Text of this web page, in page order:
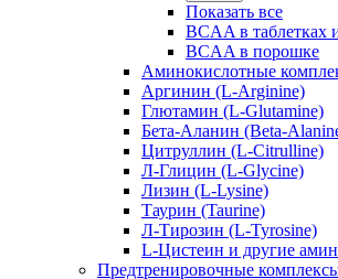
Показать все
BCAA в таблетках
BCAA в порошке
Аминокислотные
Аргинин (L-Arginine)
Глютамин (L-Glutamine)
Бета-Аланин (Beta-
Цитруллин (L-Citrulline)
Л-Глицин (L-Glycine)
Лизин (L-Lysine)
Таурин (Taurine)
Л-Тирозин (L-Tyrosine)
L-Цистеин и другие
Предтренировочные